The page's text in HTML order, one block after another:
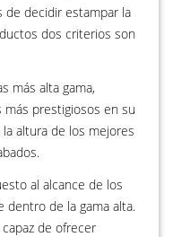
de decidir estampar la
dos criterios son
más alta gama,
prestigiosos en su
altura de los mejores
al alcance de los
de la gama alta.
de ofrecer